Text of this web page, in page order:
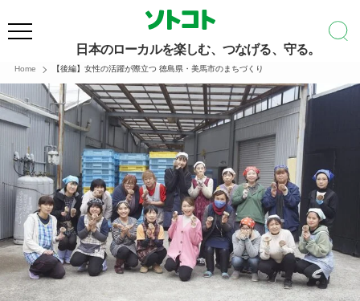
日本のローカルを楽しむ、つなげる、守る。
Home 【後編】女性の活躍が際立つ 徳島県・美馬市のまちづくり